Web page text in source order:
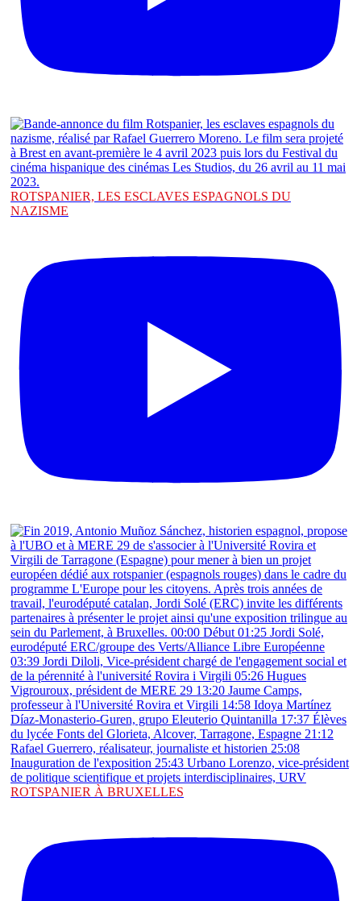
ROTSPANIER, LES ESCLAVES ESPAGNOLS DU
NAZISME
ROTSPANIER À BRUXELLES